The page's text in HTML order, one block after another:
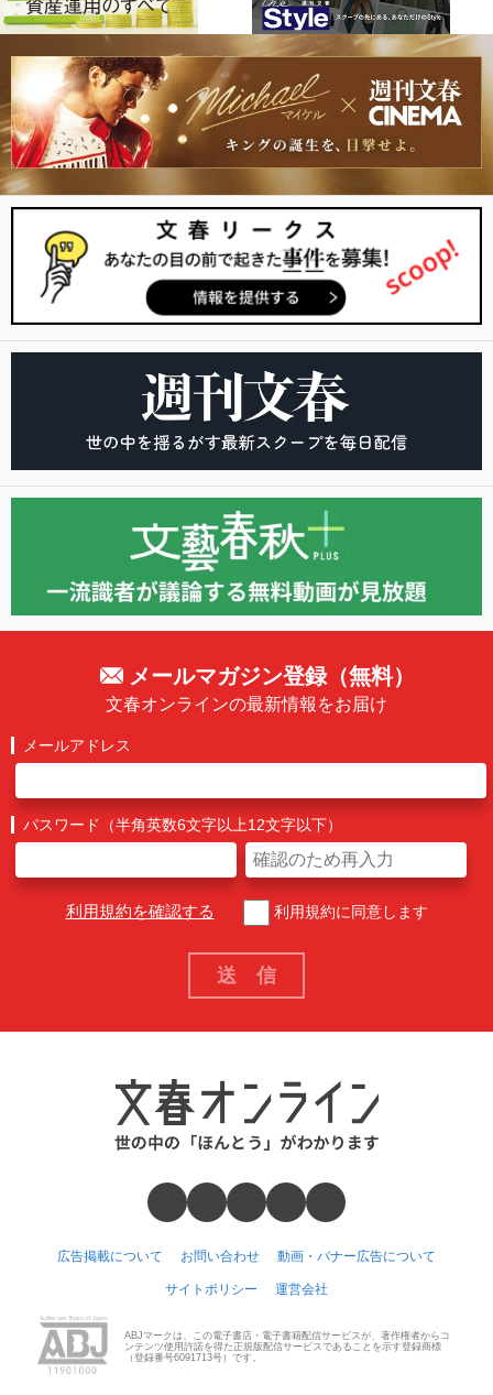
メールマガジン登録（無料）
文春オンラインの最新情報をお届け
メールアドレス
パスワード（半角英数6文字以上12文字以下）
利用規約を確認する 利用規約に同意します
広告掲載について お問い合わせ 動画・バナー広告について
サイトポリシー 運営会社
ABJマークは、この電子書店・電子書籍配信サービスが、著作権者からコ
ンテンツ使用許諾を得た正規版配信サービスであることを示す登録商標
（登録番号6091713号）です。